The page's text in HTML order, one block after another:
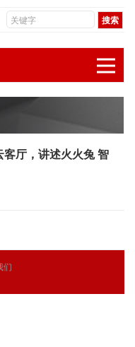
厅，讲述火火兔 智
们